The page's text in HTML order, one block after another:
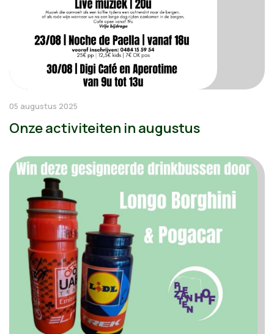
05 augustus 2025
Onze activiteiten in augustus